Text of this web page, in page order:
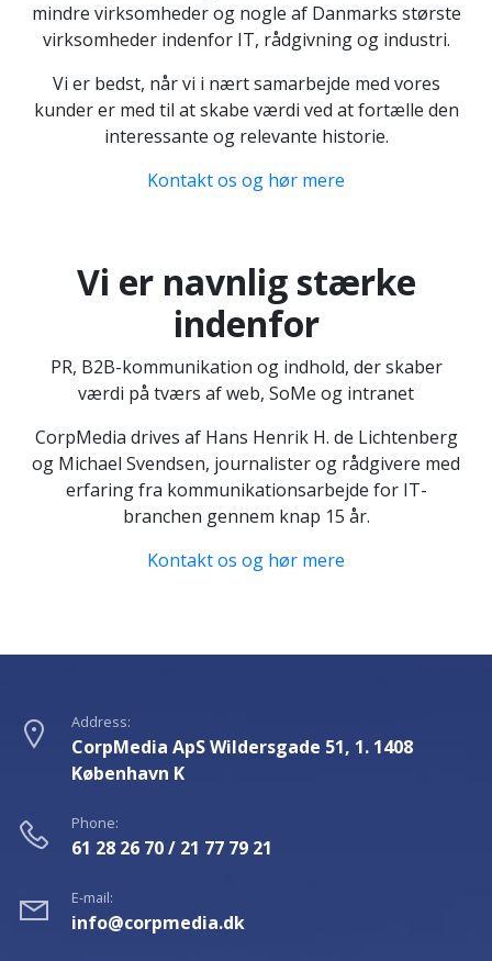
mindre virksomheder og nogle af Danmarks største
virksomheder indenfor IT, rådgivning og industri.
Vi er bedst, når vi i nært samarbejde med vores
kunder er med til at skabe værdi ved at fortælle den
interessante og relevante historie.
Kontakt os og hør mere
Vi er navnlig stærke
indenfor
PR, B2B-kommunikation og indhold, der skaber
værdi på tværs af web, SoMe og intranet
CorpMedia drives af Hans Henrik H. de Lichtenberg
og Michael Svendsen, journalister og rådgivere med
erfaring fra kommunikationsarbejde for IT-
branchen gennem knap 15 år.
Kontakt os og hør mere
Address:
CorpMedia ApS Wildersgade 51, 1. 1408
København K
Phone:
61 28 26 70 / 21 77 79 21
E-mail:
info@corpmedia.dk